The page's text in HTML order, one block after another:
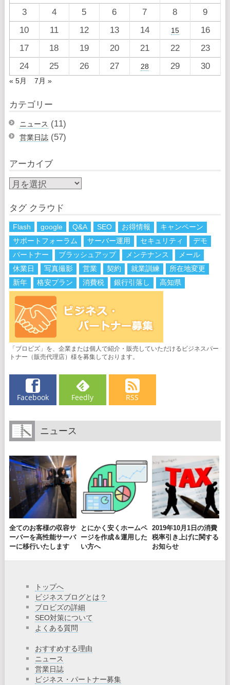
3
4 5 6 7 8
9
10
11 12 13 14 15
16
17
18 19 20 21 22
23
24
25 26 27 28 29 30
« 5月 7月 »
カテゴリー
ニュース (11)
営業日誌(57)
アーカイブ
タグ クラウド
Flash google Q&A SEO お得情報
キャンペーン
サポートフォーラム
サーバー運用 セキュリティ
デモ
パートナー
ブラッシュアップ メンテナンス
メール
休業日
写真撮影 営業 契約 就業訓練
所在地変更
新年
格安プラン 消費税 銀行引落し 高知県
「ブロビズ」を、企業または個人で紹介・販売していただけるビジネスパー
トナー（販売代理店）様を募集しております。
Facebook Feedly RSS
ニュース
全てのお客様の収容サ
ーバーを高性能サーバ
ーに移行いたします
とにかく安くホームペ
ージを作成＆運用した
い方へ
2019年10月1日の消費
税率引き上げに関する
お知らせ
トップへ
ビジネスブログとは？
ブロビズの詳細
SEO対策について
よくある質問
おすすめする理由
ニュース
営業日誌
ビジネス・パートナー募集